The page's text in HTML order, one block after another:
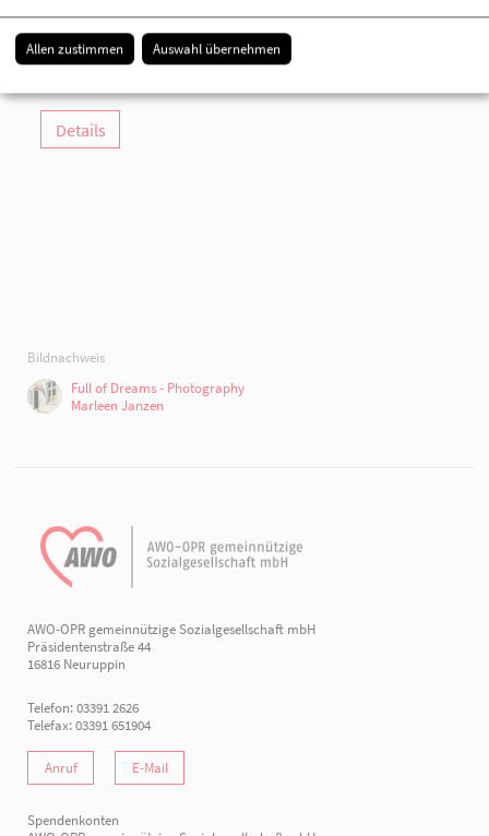
03394 444213
03394 499550
[E-Mail anzeigen]
Details
Bildnachweis
Full of Dreams - Photography
Marleen Janzen
AWO-OPR gemeinnützige Sozialgesellschaft mbH
Präsidentenstraße 44
16816 Neuruppin
Telefon: 03391 2626
Telefax: 03391 651904
Anruf E-Mail
Spendenkonten
Allen zustimmen Auswahl übernehmen